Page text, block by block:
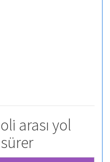
arası yol